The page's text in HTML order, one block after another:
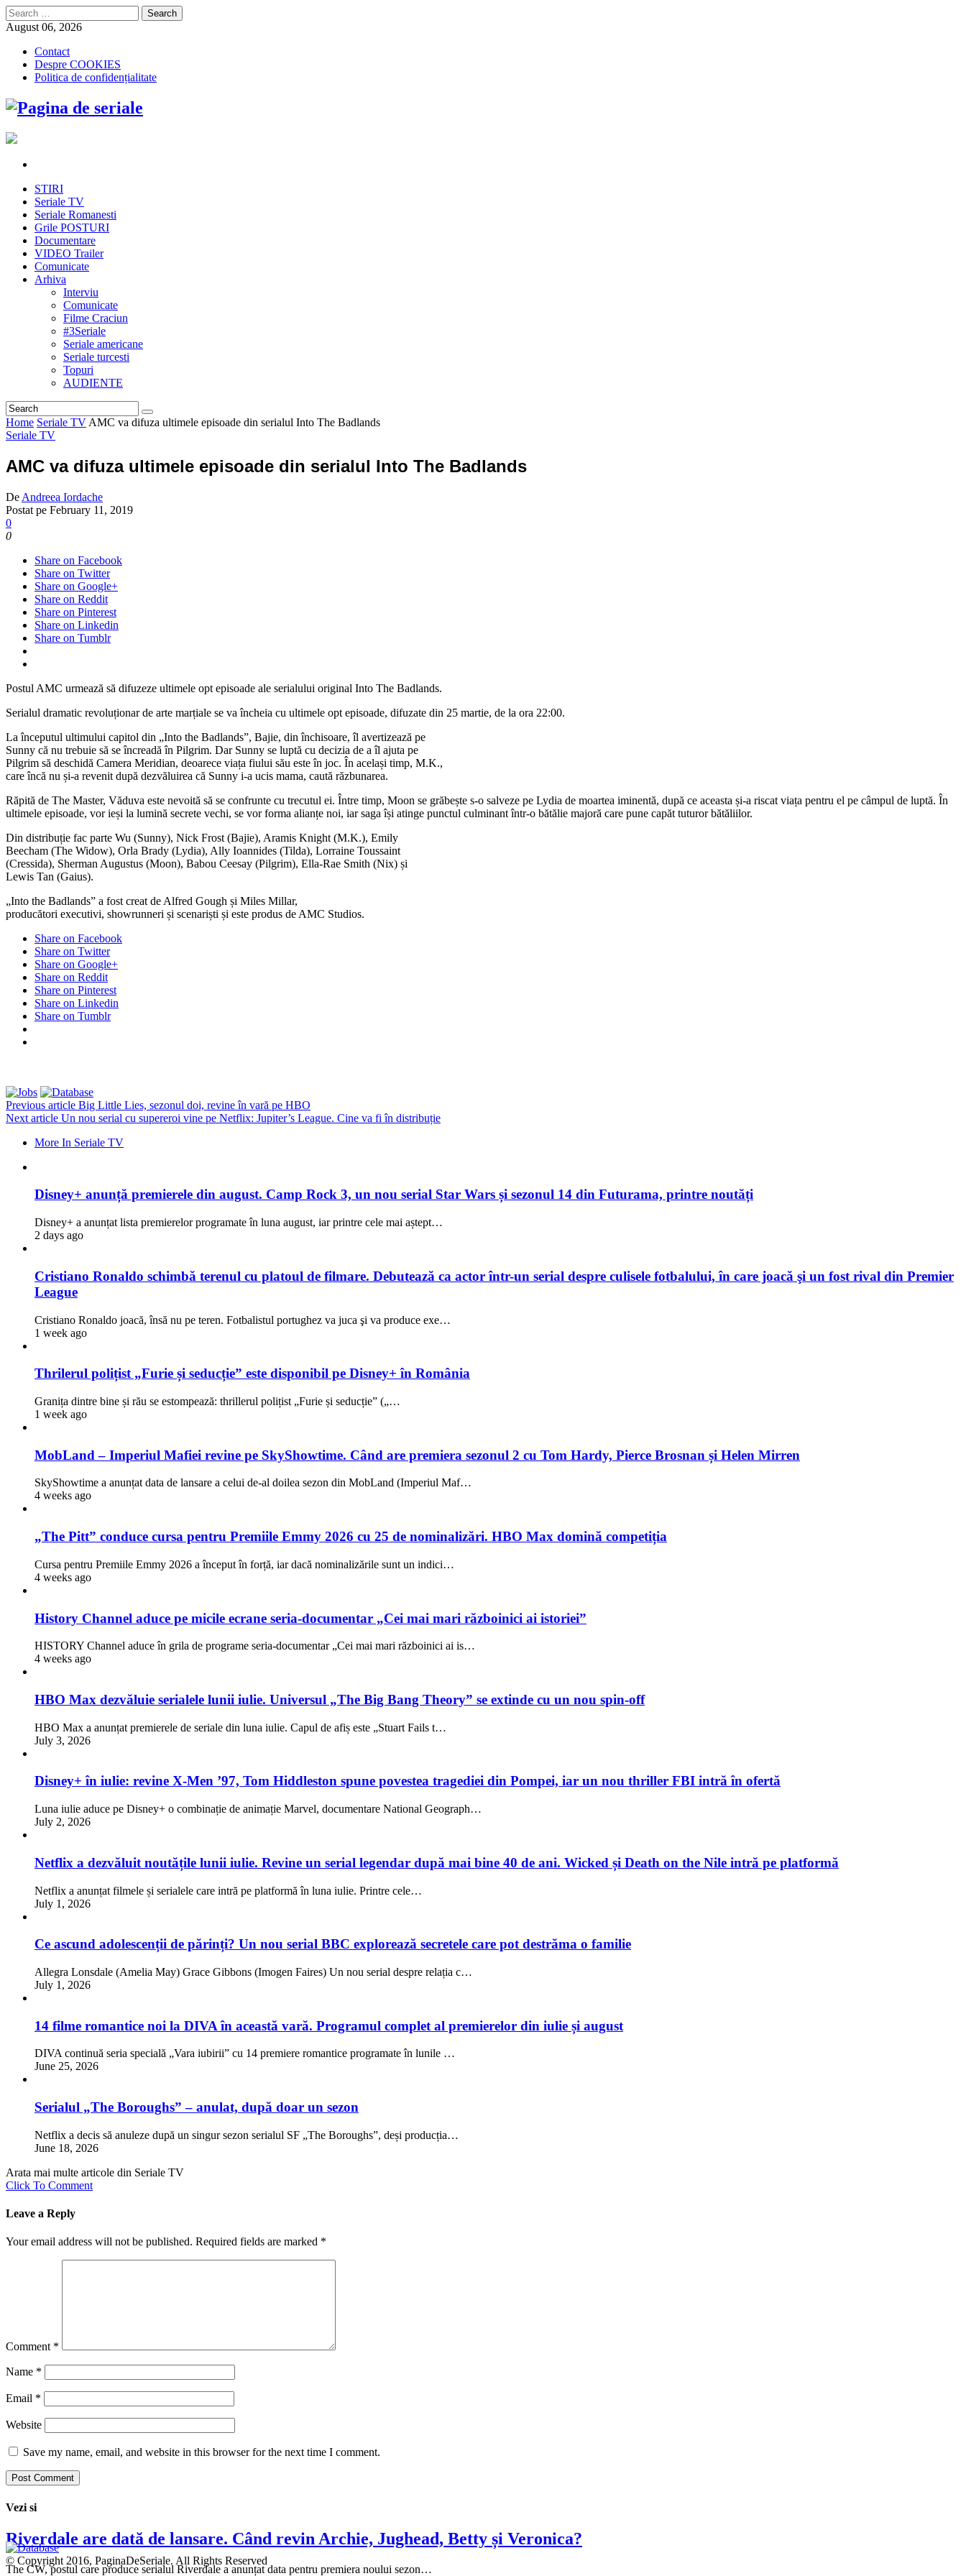
Search
for:
August 06, 2026
Contact
Despre COOKIES
Politica de confidențialitate
STIRI
Seriale TV
Seriale Romanesti
Grile POSTURI
Documentare
VIDEO Trailer
Comunicate
Arhiva
Interviu
Comunicate
Filme Craciun
#3Seriale
Seriale americane
Seriale turcesti
Topuri
AUDIENTE
Home Seriale TV AMC va difuza ultimele episoade din serialul Into The Badlands
Seriale TV
AMC va difuza ultimele episoade din serialul Into The Badlands
De Andreea Iordache
Postat pe February 11, 2019
0
0
Share on Facebook
Share on Twitter
Share on Google+
Share on Reddit
Share on Pinterest
Share on Linkedin
Share on Tumblr
Postul AMC urmează să difuzeze ultimele opt episoade ale serialului original Into The Badlands.
Serialul dramatic revoluționar de arte marțiale se va încheia cu ultimele opt episoade, difuzate din 25 martie, de la ora 22:00.
La începutul ultimului capitol din „Into the Badlands”, Bajie, din închisoare, îl avertizează pe
Sunny că nu trebuie să se încreadă în Pilgrim. Dar Sunny se luptă cu decizia de a îl ajuta pe
Pilgrim să deschidă Camera Meridian, deoarece viața fiului său este în joc. În același timp, M.K.,
care încă nu și-a revenit după dezvăluirea că Sunny i-a ucis mama, caută răzbunarea.
Răpită de The Master, Văduva este nevoită să se confrunte cu trecutul ei. Între timp, Moon se grăbește s-o salveze pe Lydia de moartea iminentă, după ce aceasta și-a riscat viața pentru el pe câmpul de luptă. În
ultimele episoade, vor ieși la lumină secrete vechi, se vor forma alianțe noi, iar saga își atinge punctul culminant într-o bătălie majoră care pune capăt tuturor bătăliilor.
Din distribuție fac parte Wu (Sunny), Nick Frost (Bajie), Aramis Knight (M.K.), Emily
Beecham (The Widow), Orla Brady (Lydia), Ally Ioannides (Tilda), Lorraine Toussaint
(Cressida), Sherman Augustus (Moon), Babou Ceesay (Pilgrim), Ella-Rae Smith (Nix) și
Lewis Tan (Gaius).
„Into the Badlands” a fost creat de Alfred Gough și Miles Millar,
producători executivi, showrunneri și scenariști și este produs de AMC Studios.
Share on Facebook
Share on Twitter
Share on Google+
Share on Reddit
Share on Pinterest
Share on Linkedin
Share on Tumblr
Previous article Big Little Lies, sezonul doi, revine în vară pe HBO
Next article Un nou serial cu supereroi vine pe Netflix: Jupiter’s League. Cine va fi în distribuție
More In Seriale TV
Disney+ anunță premierele din august. Camp Rock 3, un nou serial Star Wars și sezonul 14 din Futurama, printre noutăți
Disney+ a anunțat lista premierelor programate în luna august, iar printre cele mai aștept…
2 days ago
Cristiano Ronaldo schimbă terenul cu platoul de filmare. Debutează ca actor într-un serial despre culisele fotbalului, în care joacă şi un fost rival din Premier
League
Cristiano Ronaldo joacă, însă nu pe teren. Fotbalistul portughez va juca şi va produce exe…
1 week ago
Thrilerul polițist „Furie și seducție” este disponibil pe Disney+ în România
Granița dintre bine și rău se estompează: thrillerul polițist „Furie și seducție” („…
1 week ago
MobLand – Imperiul Mafiei revine pe SkyShowtime. Când are premiera sezonul 2 cu Tom Hardy, Pierce Brosnan și Helen Mirren
SkyShowtime a anunțat data de lansare a celui de-al doilea sezon din MobLand (Imperiul Maf…
4 weeks ago
„The Pitt” conduce cursa pentru Premiile Emmy 2026 cu 25 de nominalizări. HBO Max domină competiția
Cursa pentru Premiile Emmy 2026 a început în forță, iar dacă nominalizările sunt un indici…
4 weeks ago
History Channel aduce pe micile ecrane seria-documentar „Cei mai mari războinici ai istoriei”
HISTORY Channel aduce în grila de programe seria-documentar „Cei mai mari războinici ai is…
4 weeks ago
HBO Max dezvăluie serialele lunii iulie. Universul „The Big Bang Theory” se extinde cu un nou spin-off
HBO Max a anunțat premierele de seriale din luna iulie. Capul de afiș este „Stuart Fails t…
July 3, 2026
Disney+ în iulie: revine X-Men ’97, Tom Hiddleston spune povestea tragediei din Pompei, iar un nou thriller FBI intră în ofertă
Luna iulie aduce pe Disney+ o combinație de animație Marvel, documentare National Geograph…
July 2, 2026
Netflix a dezvăluit noutățile lunii iulie. Revine un serial legendar după mai bine 40 de ani. Wicked și Death on the Nile intră pe platformă
Netflix a anunțat filmele și serialele care intră pe platformă în luna iulie. Printre cele…
July 1, 2026
Ce ascund adolescenții de părinți? Un nou serial BBC explorează secretele care pot destrăma o familie
Allegra Lonsdale (Amelia May) Grace Gibbons (Imogen Faires) Un nou serial despre relația c…
July 1, 2026
14 filme romantice noi la DIVA în această vară. Programul complet al premierelor din iulie și august
DIVA continuă seria specială „Vara iubirii” cu 14 premiere romantice programate în lunile …
June 25, 2026
Serialul „The Boroughs” – anulat, după doar un sezon
Netflix a decis să anuleze după un singur sezon serialul SF „The Boroughs”, deși producția…
June 18, 2026
Arata mai multe articole din Seriale TV
Click To Comment
Leave a Reply
Your email address will not be published. Required fields are marked *
Comment *
Name *
Email *
Website
Save my name, email, and website in this browser for the next time I comment.
Vezi si
Riverdale are dată de lansare. Când revin Archie, Jughead, Betty și Veronica?
The CW, postul care produce serialul Riverdale a anunțat data pentru premiera noului sezon…
© Copyright 2016, PaginaDeSeriale. All Rights Reserved